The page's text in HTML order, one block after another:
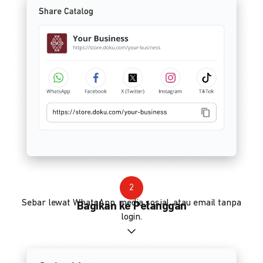
2
Bagikan ke Pelanggan
Sebar lewat WhatsApp, media sosial, atau email tanpa
login.